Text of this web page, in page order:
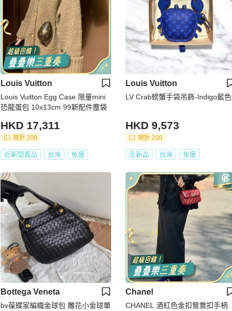
Louis Vuitton
Louis Vuitton Egg Case 限量mini
恐龍蛋包 10x13cm 99新配件塵袋
HKD 17,311
現折 200
近新閒置品 台灣 免運
Louis Vuitton
LV Crab螃蟹手袋吊飾-Indigo藍色
HKD 9,573
現折 200
全新品 台灣 免運
Bottega Veneta
bv葆蝶家編織金球包 雕花小金球單
Chanel
CHANEL 酒紅色金扣鴛鴦扣手柄